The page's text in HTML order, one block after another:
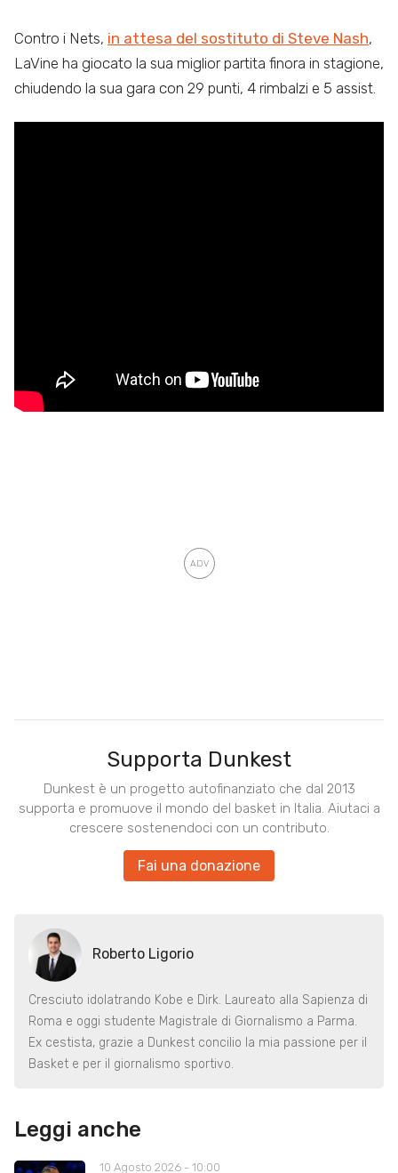
Contro i Nets, in attesa del sostituto di Steve Nash,
LaVine ha giocato la sua miglior partita finora in stagione,
chiudendo la sua gara con 29 punti, 4 rimbalzi e 5 assist.
Supporta Dunkest
Dunkest è un progetto autofinanziato che dal 2013
supporta e promuove il mondo del basket in Italia. Aiutaci a
crescere sostenendoci con un contributo.
Fai una donazione
Roberto Ligorio
Cresciuto idolatrando Kobe e Dirk. Laureato alla Sapienza di
Roma e oggi studente Magistrale di Giornalismo a Parma.
Ex cestista, grazie a Dunkest concilio la mia passione per il
Basket e per il giornalismo sportivo.
Leggi anche
10 Agosto 2026 - 10:00